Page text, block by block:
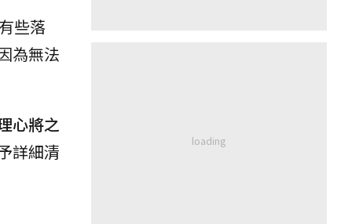
些落
為無法
心將之
詳細清